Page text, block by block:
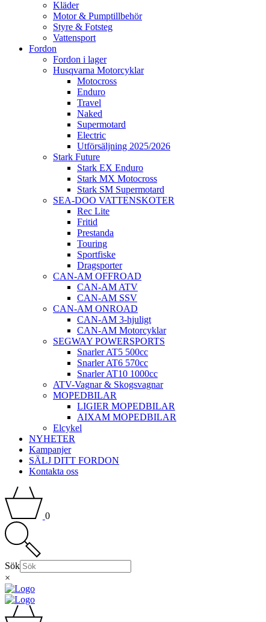
Kläder
Motor & Pumptillbehör
Styre & Fotsteg
Vattensport
Fordon
Fordon i lager
Husqvarna Motorcyklar
Motocross
Enduro
Travel
Naked
Supermotard
Electric
Utförsäljning 2025/2026
Stark Future
Stark EX Enduro
Stark MX Motocross
Stark SM Supermotard
SEA-DOO VATTENSKOTER
Rec Lite
Fritid
Prestanda
Touring
Sportfiske
Dragsporter
CAN-AM OFFROAD
CAN-AM ATV
CAN-AM SSV
CAN-AM ONROAD
CAN-AM 3-hjuligt
CAN-AM Motorcyklar
SEGWAY POWERSPORTS
Snarler AT5 500cc
Snarler AT6 570cc
Snarler AT10 1000cc
ATV-Vagnar & Skogsvagnar
MOPEDBILAR
LIGIER MOPEDBILAR
AIXAM MOPEDBILAR
Elcykel
NYHETER
Kampanjer
SÄLJ DITT FORDON
Kontakta oss
0
Sök
×